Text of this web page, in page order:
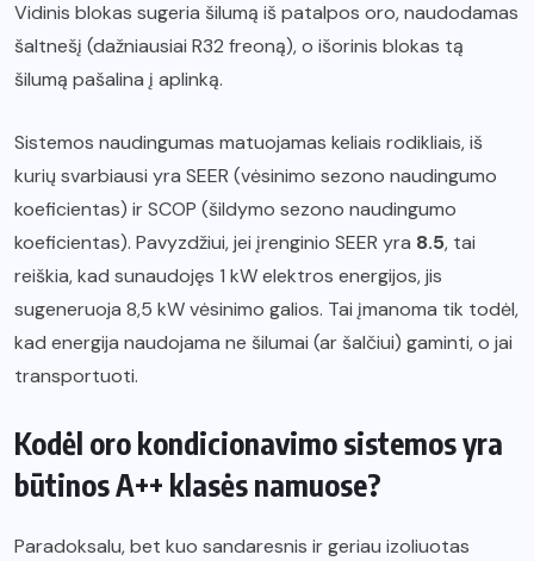
Vidinis blokas sugeria šilumą iš patalpos oro, naudodamas
šaltnešį (dažniausiai R32 freoną), o išorinis blokas tą
šilumą pašalina į aplinką.
Sistemos naudingumas matuojamas keliais rodikliais, iš
kurių svarbiausi yra SEER (vėsinimo sezono naudingumo
koeficientas) ir SCOP (šildymo sezono naudingumo
koeficientas). Pavyzdžiui, jei įrenginio SEER yra 8.5, tai
reiškia, kad sunaudojęs 1 kW elektros energijos, jis
sugeneruoja 8,5 kW vėsinimo galios. Tai įmanoma tik todėl,
kad energija naudojama ne šilumai (ar šalčiui) gaminti, o jai
transportuoti.
Kodėl oro kondicionavimo sistemos yra
būtinos A++ klasės namuose?
Paradoksalu, bet kuo sandaresnis ir geriau izoliuotas